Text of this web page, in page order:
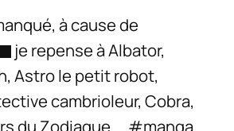
à cause de
je repense à Albator,
Astro le petit robot,
cambrioleur, Cobra,